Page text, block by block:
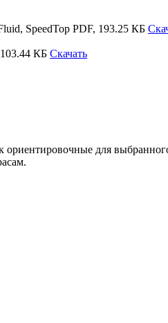
SpeedTop PDF, 193.25 КБ
КБ Скачать
ориентировочные для